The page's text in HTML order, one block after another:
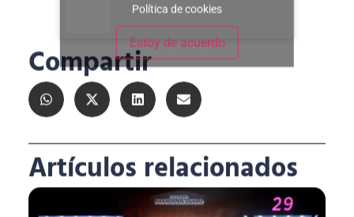
Política de cookies
Estoy de acuerdo
Compartir
Artículos relacionados